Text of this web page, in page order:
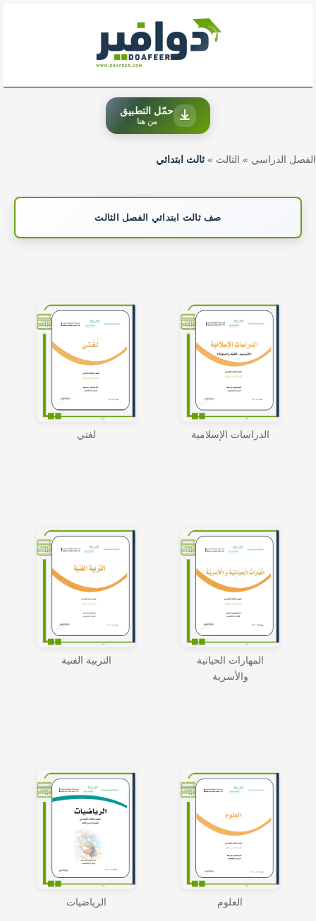
حمّل التطبيق
من هنا
الفصل الدراسي » الثالث » ثالث ابتدائي
صف ثالث ابتدائي الفصل الثالث
الدراسات الإسلامية لغتي
المهارات الحياتية
والأسرية
التربية الفنية
العلوم الرياضيات